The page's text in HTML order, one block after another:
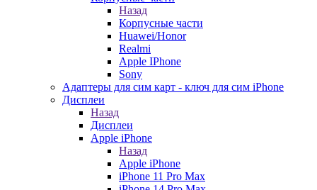
Назад
Корпусные части
Huawei/Honor
Realmi
Apple IPhone
Sony
Адаптеры для сим карт - ключ для сим iPhone
Дисплеи
Назад
Дисплеи
Apple iPhone
Назад
Apple iPhone
iPhone 11 Pro Max